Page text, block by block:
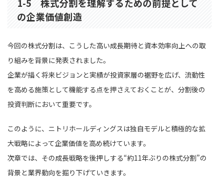
1-5 株式分割を理解するための前提として
の企業価値創造
今回の株式分割は、こうした高い成長期待と資本効率向上への取
り組みを背景に発表されました。
企業が描く将来ビジョンと実績が投資家層の裾野を広げ、流動性
を高める施策として機能する点を押さえておくことが、分割後の
投資判断において重要です。
このように、ニトリホールディングスは独自モデルと積極的な拡
大戦略によって企業価値を高め続けています。
次章では、その成長戦略を後押しする“約11年ぶりの株式分割”の
背景と業界動向を掘り下げていきます。